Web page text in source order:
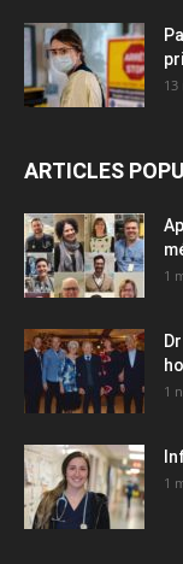
13
ARTICLES
1
1
1